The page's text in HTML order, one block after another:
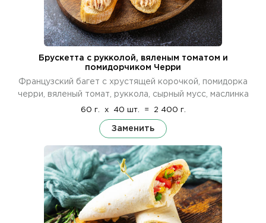
Брускетта с рукколой, вяленым томатом и
помидорчиком Черри
Французский багет с хрустящей корочкой, помидорка
черри, вяленый томат, руккола, сырный мусс, маслинка
60 г. x 40 шт. = 2 400 г.
Заменить